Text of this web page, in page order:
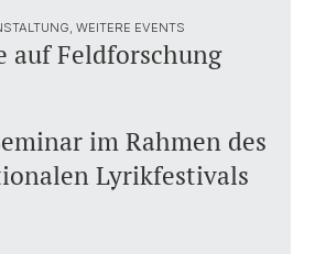
WEITERE EVENTS
auf Feldforschung
im Rahmen des
Lyrikfestivals